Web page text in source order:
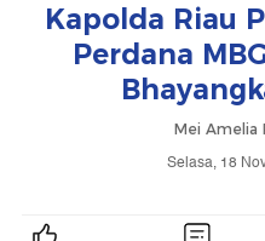
Kapolda Riau
Perdana
Mei Amelia
Selasa, 18